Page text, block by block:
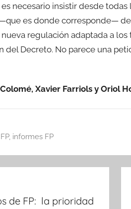
necesario insistir desde
es donde corresponde—
regulación adaptada a
del Decreto. No parece una
Xavier Farriols y Oriol
FP, informes FP
de FP: la prioridad